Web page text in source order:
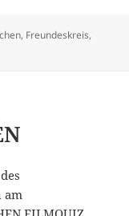
, Freundeskreis,
am